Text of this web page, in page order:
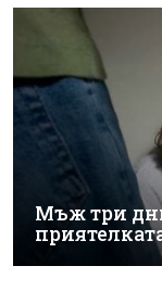
Мъж три